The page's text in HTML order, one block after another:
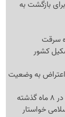
بازگشت به
کشور
به وضعیت
خواستار